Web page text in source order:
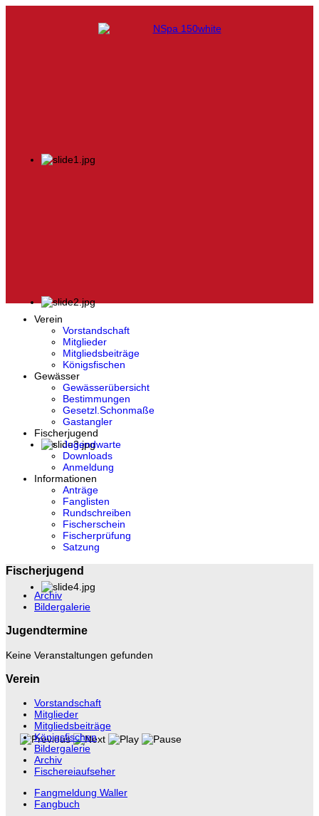
Verein
Vorstandschaft
Mitglieder
Mitgliedsbeiträge
Königsfischen
Gewässer
Gewässerübersicht
Bestimmungen
Gesetzl.Schonmaße
Gastangler
Fischerjugend
Jugendwarte
Downloads
Anmeldung
Informationen
Anträge
Fanglisten
Rundschreiben
Fischerschein
Fischerprüfung
Satzung
Fischerjugend
Archiv
Bildergalerie
Jugendtermine
Keine Veranstaltungen gefunden
Verein
Vorstandschaft
Mitglieder
Mitgliedsbeiträge
Königsfischen
Bildergalerie
Archiv
Fischereiaufseher
Fangmeldung Waller
Fangbuch